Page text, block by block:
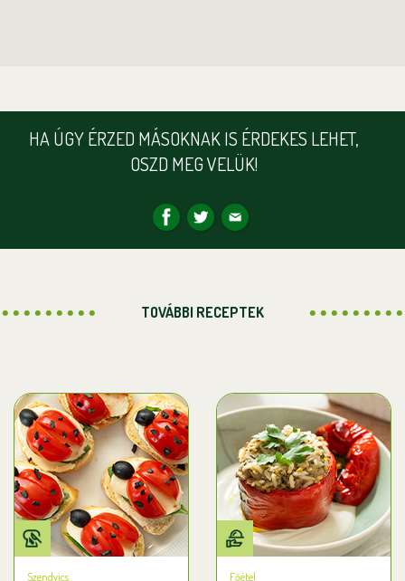
HA ÚGY ÉRZED MÁSOKNAK IS ÉRDEKES LEHET,
OSZD MEG VELÜK!
TOVÁBBI RECEPTEK
Szendvics Főétel